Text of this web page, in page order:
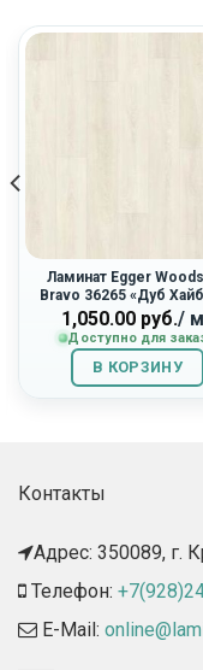
Ламинат Egger
Bravo 36265 «Дуб
1,050.00руб./
Доступно для
В КОРЗИНУ
Контакты
Адрес: 350089, г.
Телефон:
E-Mail: